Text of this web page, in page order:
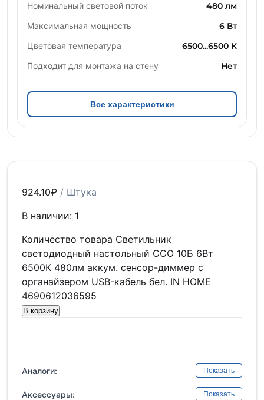
Номинальный световой поток 480 лм
Максимальная мощность 6 Вт
Цветовая температура 6500...6500 К
Подходит для монтажа на стену Нет
Все характеристики
924.10₽ / Штука
В наличии: 1
Количество товара Светильник
светодиодный настольный ССО 10Б 6Вт
6500К 480лм аккум. сенсор-диммер с
органайзером USB-кабель бел. IN HOME
4690612036595
В корзину
Аналоги: Показать
Аксессуары: Показать